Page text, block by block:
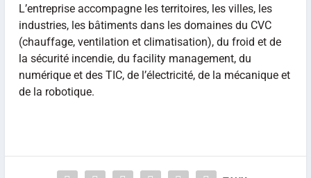
L’entreprise accompagne les territoires, les villes, les
industries, les bâtiments dans les domaines du CVC
(chauffage, ventilation et climatisation), du froid et de
la sécurité incendie, du facility management, du
numérique et des TIC, de l’électricité, de la mécanique et
de la robotique.